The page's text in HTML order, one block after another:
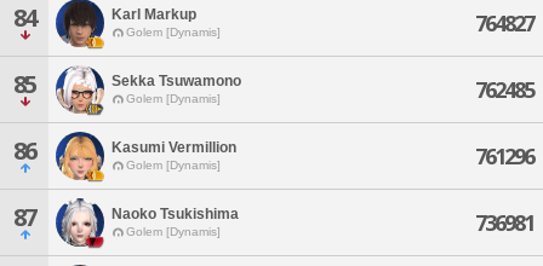
84 Karl Markup
Golem [Dynamis] 764827
85 Sekka Tsuwamono
Golem [Dynamis] 762485
86 Kasumi Vermillion
Golem [Dynamis] 761296
87 Naoko Tsukishima
Golem [Dynamis] 736981